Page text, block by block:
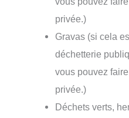
privée.)
Gravas (si cela
déchetterie
vous pouvez
privée.)
Déchets verts,